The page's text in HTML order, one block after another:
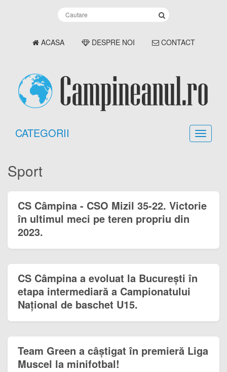
ACASA DESPRE NOI CONTACT
CATEGORII
Sport
CS Câmpina - CSO Mizil 35-22. Victorie
în ultimul meci pe teren propriu din
2023.
CS Câmpina a evoluat la București în
etapa intermediară a Campionatului
Național de baschet U15.
Team Green a câștigat în premieră Liga
Muscel la minifotbal!